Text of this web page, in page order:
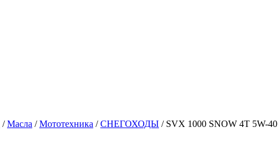
/Масла /Мототехника /СНЕГОХОДЫ / SVX 1000 SNOW 4T 5W-40